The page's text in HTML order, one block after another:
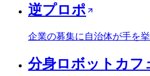
逆プロポ
企業の募集に自治体が手を
分身ロボットカフ